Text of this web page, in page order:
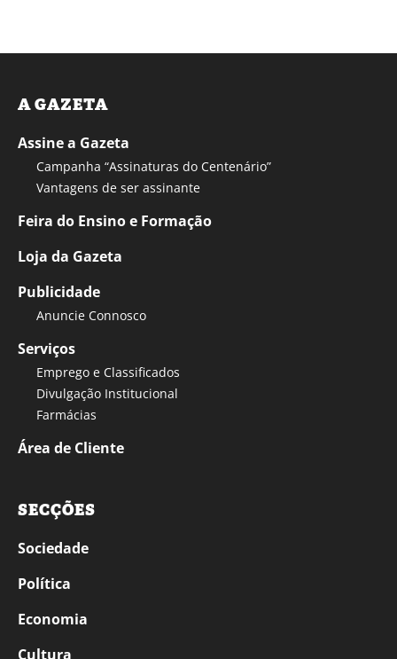
A GAZETA
Assine a Gazeta
Campanha “Assinaturas do Centenário”
Vantagens de ser assinante
Feira do Ensino e Formação
Loja da Gazeta
Publicidade
Anuncie Connosco
Serviços
Emprego e Classificados
Divulgação Institucional
Farmácias
Área de Cliente
SECÇÕES
Sociedade
Política
Economia
Cultura